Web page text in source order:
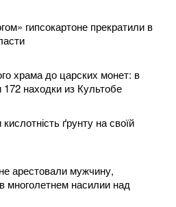
гипсокартоне прекратили в
храма до царских монет: в
находки из Культобе
ґрунту на своїй
арестовали мужчину,
многолетнем насилии над